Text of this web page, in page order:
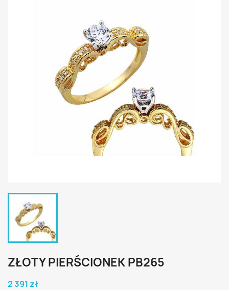
ZŁOTY PIERŚCIONEK PB265
2 391 zł